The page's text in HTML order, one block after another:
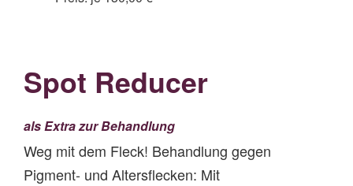
Spot Reducer
als Extra zur Behandlung
Weg mit dem Fleck! Behandlung gegen
Pigment- und Altersflecken: Mit